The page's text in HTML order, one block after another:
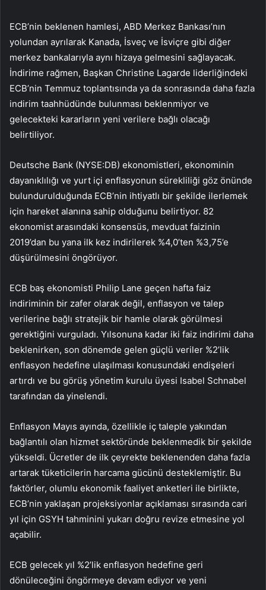
ECB’nin beklenen hamlesi, ABD Merkez Bankası’nın
yolundan ayrılarak Kanada, İsveç ve İsviçre gibi diğer
merkez bankalarıyla aynı hizaya gelmesini sağlayacak.
İndirime rağmen, Başkan Christine Lagarde liderliğindeki
ECB’nin Temmuz toplantısında ya da sonrasında daha fazla
indirim taahhüdünde bulunması beklenmiyor ve
gelecekteki kararların yeni verilere bağlı olacağı
belirtiliyor.
Deutsche Bank (NYSE:DB) ekonomistleri, ekonominin
dayanıklılığı ve yurt içi enflasyonun sürekliliği göz önünde
bulundurulduğunda ECB’nin ihtiyatlı bir şekilde ilerlemek
için hareket alanına sahip olduğunu belirtiyor. 82
ekonomist arasındaki konsensüs, mevduat faizinin
2019’dan bu yana ilk kez indirilerek %4,0’ten %3,75’e
düşürülmesini öngörüyor.
ECB baş ekonomisti Philip Lane geçen hafta faiz
indiriminin bir zafer olarak değil, enflasyon ve talep
verilerine bağlı stratejik bir hamle olarak görülmesi
gerektiğini vurguladı. Yılsonuna kadar iki faiz indirimi daha
beklenirken, son dönemde gelen güçlü veriler %2’lik
enflasyon hedefine ulaşılması konusundaki endişeleri
artırdı ve bu görüş yönetim kurulu üyesi Isabel Schnabel
tarafından da yinelendi.
Enflasyon Mayıs ayında, özellikle iç taleple yakından
bağlantılı olan hizmet sektöründe beklenmedik bir şekilde
yükseldi. Ücretler de ilk çeyrekte beklenenden daha fazla
artarak tüketicilerin harcama gücünü desteklemiştir. Bu
faktörler, olumlu ekonomik faaliyet anketleri ile birlikte,
ECB’nin yaklaşan projeksiyonlar açıklaması sırasında cari
yıl için GSYH tahminini yukarı doğru revize etmesine yol
açabilir.
ECB gelecek yıl %2’lik enflasyon hedefine geri
dönüleceğini öngörmeye devam ediyor ve yeni